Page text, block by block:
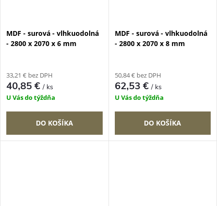
MDF - surová - vlhkuodolná
- 2800 x 2070 x 6 mm
33,21 € bez DPH
40,85 €/ ks
U Vás do týždňa
DO KOŠÍKA
MDF - surová - vlhkuodolná
- 2800 x 2070 x 8 mm
50,84 € bez DPH
62,53 €/ ks
U Vás do týždňa
DO KOŠÍKA